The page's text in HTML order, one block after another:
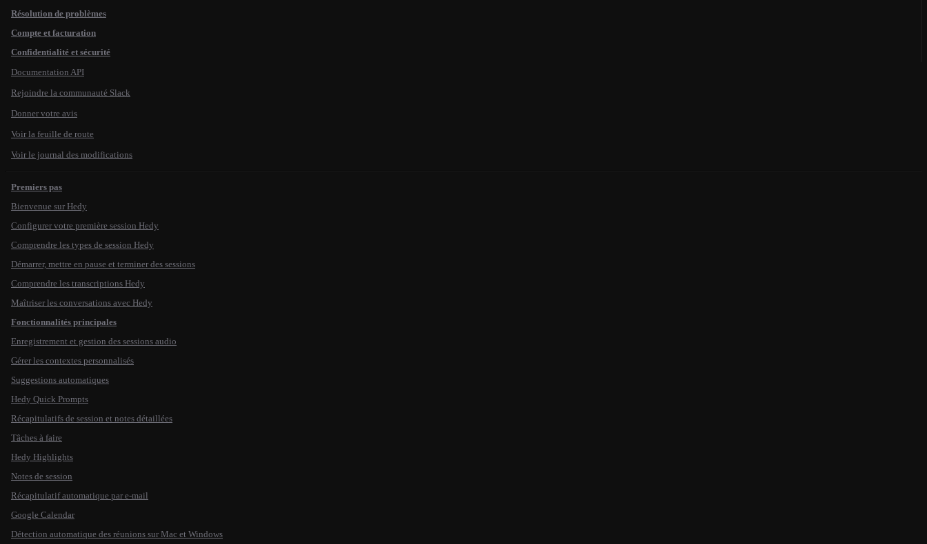
Résolution de problèmes
Compte et facturation
Confidentialité et sécurité
Documentation API
Rejoindre la communauté Slack
Donner votre avis
Voir la feuille de route
Voir le journal des modifications
Premiers pas
Bienvenue sur Hedy
Configurer votre première session Hedy
Comprendre les types de session Hedy
Démarrer, mettre en pause et terminer des sessions
Comprendre les transcriptions Hedy
Maîtriser les conversations avec Hedy
Fonctionnalités principales
Enregistrement et gestion des sessions audio
Gérer les contextes personnalisés
Suggestions automatiques
Hedy Quick Prompts
Récapitulatifs de session et notes détaillées
Tâches à faire
Hedy Highlights
Notes de session
Récapitulatif automatique par e-mail
Google Calendar
Détection automatique des réunions sur Mac et Windows